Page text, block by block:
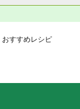
すすめレシピ